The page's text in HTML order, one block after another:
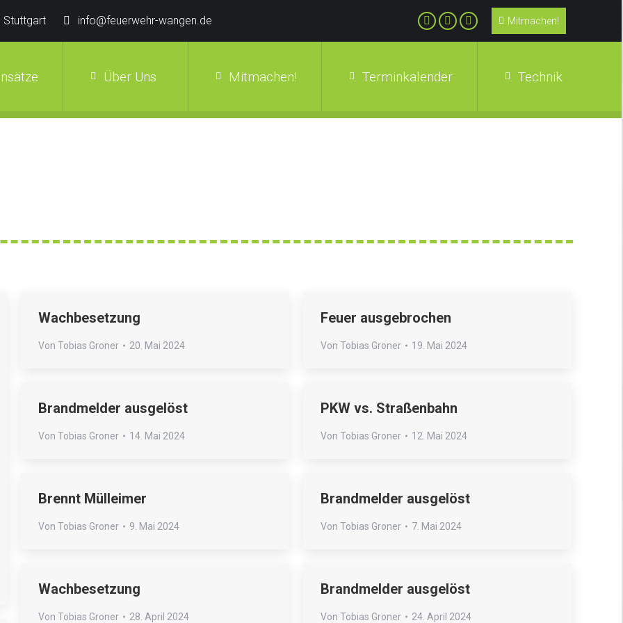
Stuttgart info@feuerwehr-wangen.de Mitmachen!
Über Uns Mitmachen! Terminkalender Technik
Wachbesetzung
Von Tobias Groner 20. Mai 2024
Feuer ausgebrochen
Von Tobias Groner 19. Mai 2024
Brandmelder ausgelöst
Von Tobias Groner 14. Mai 2024
PKW vs. Straßenbahn
Von Tobias Groner 12. Mai 2024
Brennt Mülleimer
Von Tobias Groner 9. Mai 2024
Brandmelder ausgelöst
Von Tobias Groner 7. Mai 2024
Wachbesetzung
Von Tobias Groner 28. April 2024
Brandmelder ausgelöst
Von Tobias Groner 24. April 2024